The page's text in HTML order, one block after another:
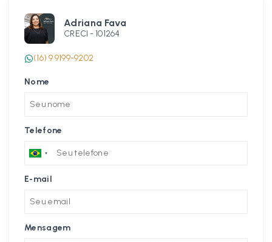
Adriana Fava
CRECI - 101264
(16) 9 9199-9202
Nome
Telefone
E-mail
Mensagem